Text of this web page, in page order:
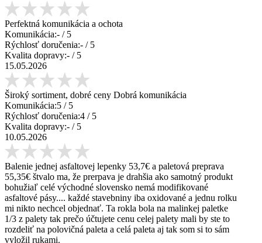
Perfektná komunikácia a ochota
Komunikácia:- / 5
Rýchlosť doručenia:- / 5
Kvalita dopravy:- / 5
15.05.2026
Široký sortiment, dobré ceny Dobrá komunikácia
Komunikácia:5 / 5
Rýchlosť doručenia:4 / 5
Kvalita dopravy:- / 5
10.05.2026
Balenie jednej asfaltovej lepenky 53,7€ a paletová preprava
55,35€ štvalo ma, že prerpava je drahšia ako samotný produkt
bohužiaľ celé východné slovensko nemá modifikované
asfaltové pásy.... každé stavebniny iba oxidované a jednu rolku
mi nikto nechcel objednať. Ta rokla bola na malinkej paletke
1/3 z palety tak prečo účtujete cenu celej palety mali by ste to
rozdeliť na polovičná paleta a celá paleta aj tak som si to sám
vyložil rukami.